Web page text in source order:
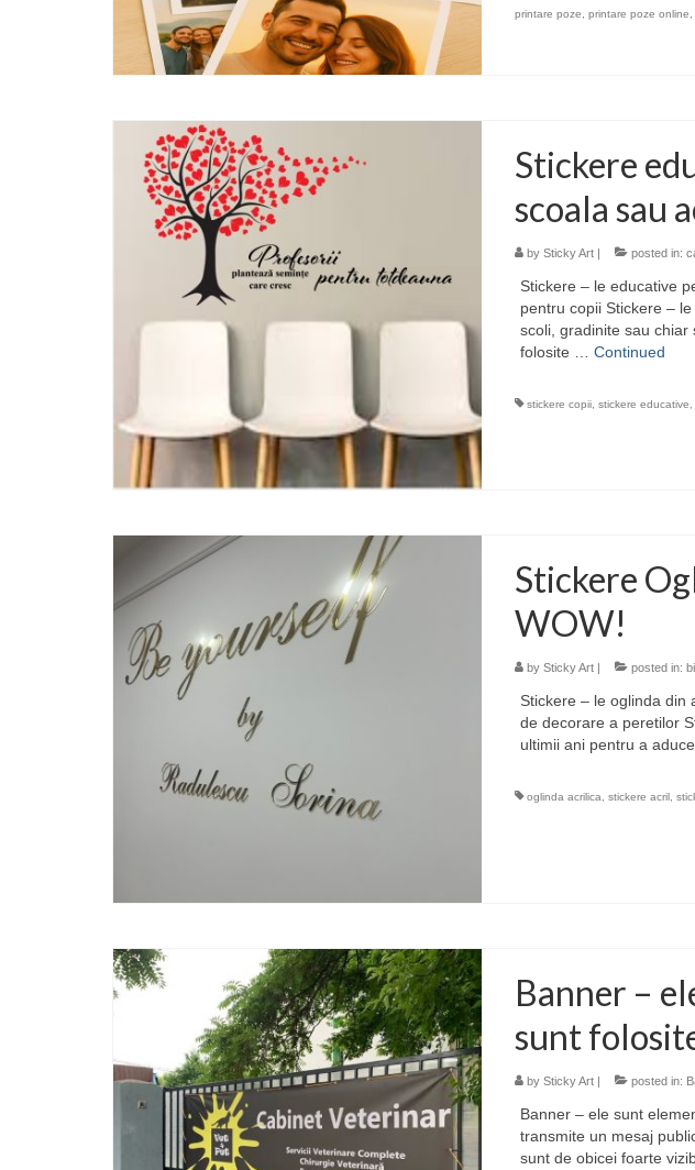
printare poze
printare poze online
Stickere
scoala sau
by Sticky Art| posted in:
Stickere – le educative
pentru copii Stickere –
scoli, gradinite sau chiar
folosite … Continued
stickere copii, stickere educative
Stickere
WOW!
by Sticky Art| posted in:
Stickere – le oglinda din
de decorare a peretilor
ultimii ani pentru a
oglinda acrilica stickere acril,
Banner –
sunt
by Sticky Art| posted in:
Banner – ele sunt
transmite un mesaj
sunt de obicei foarte